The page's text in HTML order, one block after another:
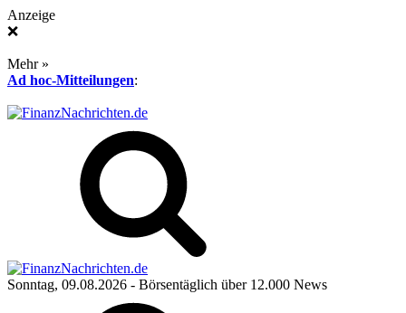
Anzeige
❌
Mehr »
Ad hoc-Mitteilungen:
Sonntag, 09.08.2026 - Börsentäglich über 12.000 News